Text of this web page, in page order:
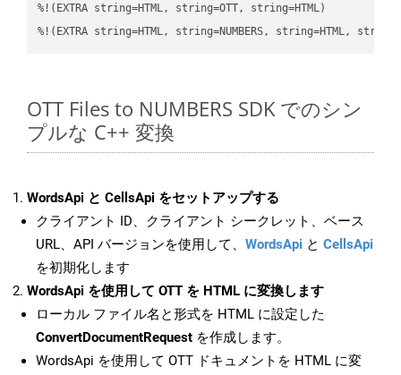
%!(EXTRA string=HTML, string=OTT, string=HTML)
%!(EXTRA string=HTML, string=NUMBERS, string=HTML,
OTT Files to NUMBERS SDK でのシン
プルな C++ 変換
WordsApi と CellsApi をセットアップする
クライアント ID、クライアント シークレット、ベース
URL、API バージョンを使用して、 WordsApi と CellsApi
を初期化します
WordsApi を使用して OTT を HTML に変換します
ローカル ファイル名と形式を HTML に設定した
ConvertDocumentRequest を作成します。
WordsApi を使用して OTT ドキュメントを HTML に変